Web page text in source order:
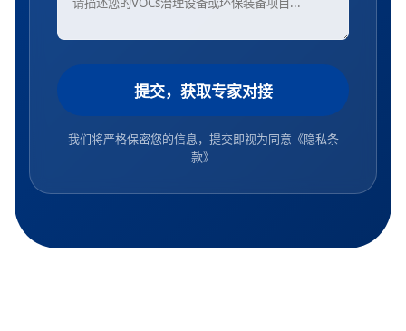
提交，获取专家对接
我们将严格保密您的信息，提交即视为同意 《隐私条
款》